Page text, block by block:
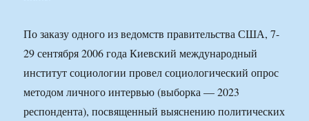
По заказу одного из ведомств правительства США, 7-
29 сентября 2006 года Киевский международный
институт социологии провел социологический опрос
методом личного интервью (выборка — 2023
респондента), посвященный выяснению политических